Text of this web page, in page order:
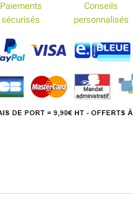
Paiements
sécurisés
Conseils
personnalisés